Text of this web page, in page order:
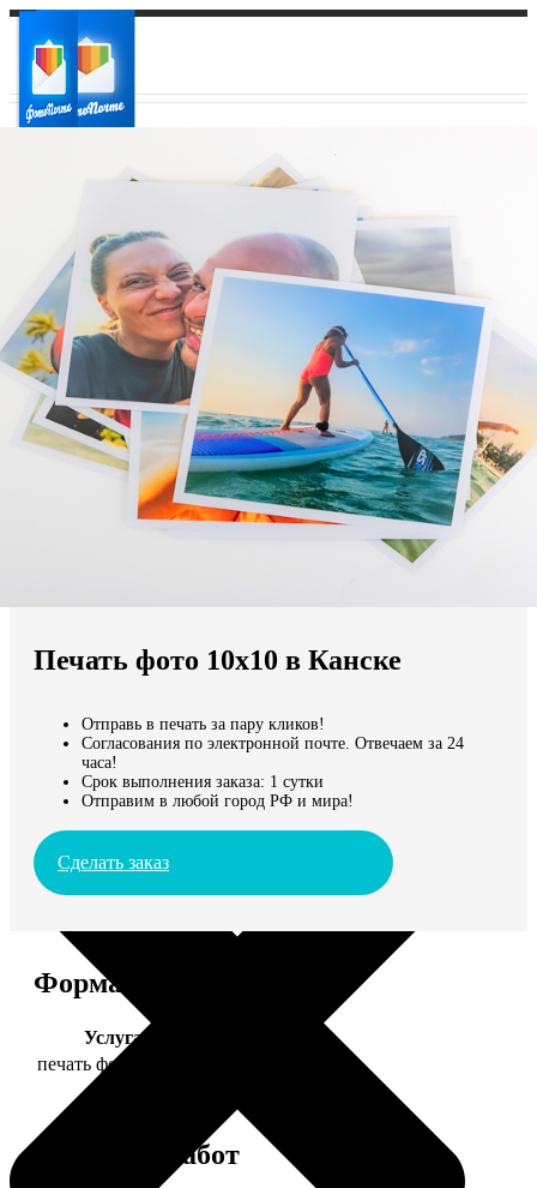
Ваш регион доставки
Выберите из списка:
Мы доставляем по всему миру
Продолжить без города
Печать фото 10х10 в Канске
Отправь в печать за пару кликов!
Согласования по электронной почте. Отвечаем за 24
часа!
Срок выполнения заказа: 1 сутки
Отправим в любой город РФ и мира!
Сделать заказ
Форматы и цены
Услуга
печать фото 10х10
Примеры работ